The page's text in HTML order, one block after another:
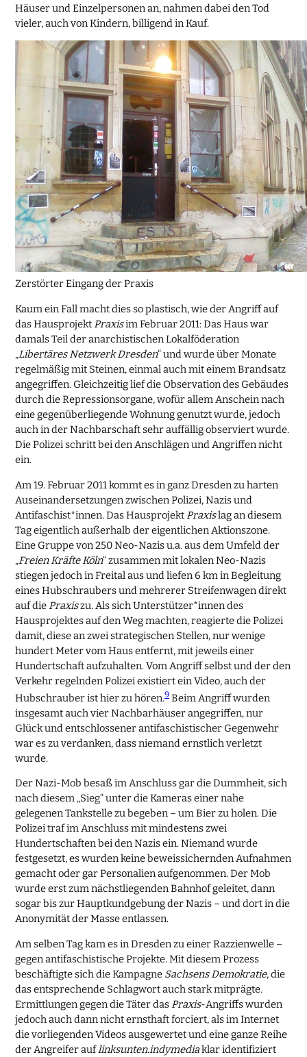
Häuser und Einzelpersonen an, nahmen dabei den Tod
vieler, auch von Kindern, billigend in Kauf.
Zerstörter Eingang der Praxis
Kaum ein Fall macht dies so plastisch, wie der Angriff auf
das HausprojektPraxisim Februar 2011: Das Haus war
damals Teil der anarchistischen Lokalföderation
„Libertäres Netzwerk Dresden“ und wurde über Monate
regelmäßig mit Steinen, einmal auch mit einem Brandsatz
angegriffen. Gleichzeitig lief die Observation des Gebäudes
durch die Repressionsorgane, wofür allem Anschein nach
eine gegenüberliegende Wohnung genutzt wurde, jedoch
auch in der Nachbarschaft sehr auffällig observiert wurde.
Die Polizei schritt bei den Anschlägen und Angriffen nicht
ein.
Am 19. Februar 2011 kommt es in ganz Dresden zu harten
Auseinandersetzungen zwischen Polizei, Nazis und
Antifaschist*innen. Das HausprojektPraxislag an diesem
Tag eigentlich außerhalb der eigentlichen Aktionszone.
Eine Gruppe von 250 Neo-Nazis u.a. aus dem Umfeld der
„Freien Kräfte Köln“ zusammen mit lokalen Neo-Nazis
stiegen jedoch in Freital aus und liefen 6 km in Begleitung
eines Hubschraubers und mehrerer Streifenwagen direkt
auf diePraxiszu. Als sich Unterstützer*innen des
Hausprojektes auf den Weg machten, reagierte die Polizei
damit, diese an zwei strategischen Stellen, nur wenige
hundert Meter vom Haus entfernt, mit jeweils einer
Hundertschaft aufzuhalten. Vom Angriff selbst und der den
Verkehr regelnden Polizei existiert ein Video, auch der
Hubschrauber ist hier zu hören.9 Beim Angriff wurden
insgesamt auch vier Nachbarhäuser angegriffen, nur
Glück und entschlossener antifaschistischer Gegenwehr
war es zu verdanken, dass niemand ernstlich verletzt
wurde.
Der Nazi-Mob besaß im Anschluss gar die Dummheit, sich
nach diesem „Sieg“ unter die Kameras einer nahe
gelegenen Tankstelle zu begeben – um Bier zu holen. Die
Polizei traf im Anschluss mit mindestens zwei
Hundertschaften bei den Nazis ein. Niemand wurde
festgesetzt, es wurden keine beweissichernden Aufnahmen
gemacht oder gar Personalien aufgenommen. Der Mob
wurde erst zum nächstliegenden Bahnhof geleitet, dann
sogar bis zur Hauptkundgebung der Nazis – und dort in die
Anonymität der Masse entlassen.
Am selben Tag kam es in Dresden zu einer Razzienwelle –
gegen antifaschistische Projekte. Mit diesem Prozess
beschäftigte sich die Kampagne Sachsens Demokratie, die
das entsprechende Schlagwort auch stark mitprägte.
Ermittlungen gegen die Täter dasPraxis-Angriffs wurden
jedoch auch dann nicht ernsthaft forciert, als im Internet
die vorliegenden Videos ausgewertet und eine ganze Reihe
der Angreifer auflinksunten.indymediaklar identifiziert